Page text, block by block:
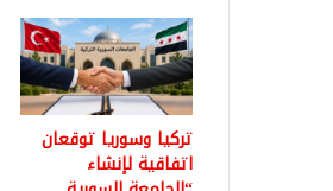
تركيا وسوريا توقعان
اتفاقية لإنشاء